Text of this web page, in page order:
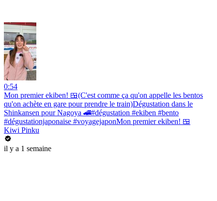
0:54
Mon premier ekiben! 🍱(C'est comme ça qu'on appelle les bentos
qu'on achète en gare pour prendre le train)Dégustation dans le
Shinkansen pour Nagoya 🚄#dégustation #ekiben #bento
#dégustationjaponaise #voyagejaponMon premier ekiben! 🍱
Kiwi Pinku
il y a 1 semaine